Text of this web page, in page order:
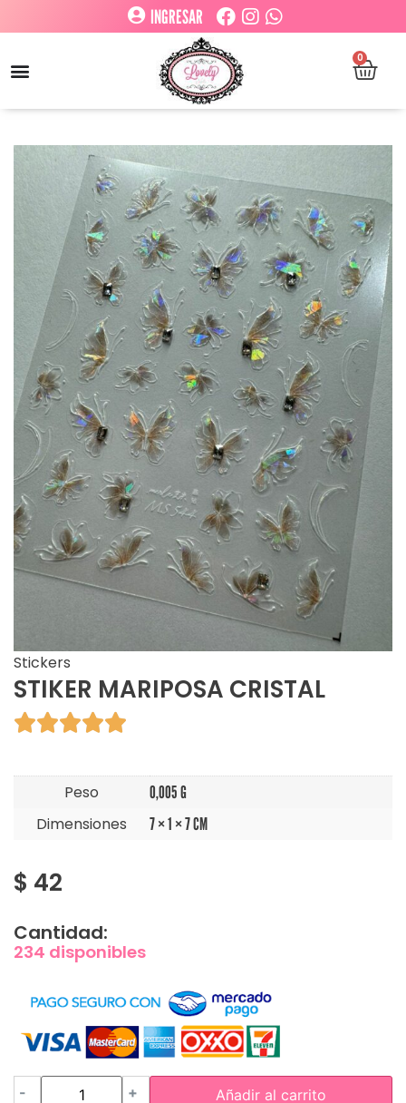
INGRESAR
0
Stickers
STIKER MARIPOSA CRISTAL

Peso 0,005 G
Dimensiones 7 × 1 × 7 CM
$ 42
Cantidad:
234 disponibles
- + Añadir al carrito